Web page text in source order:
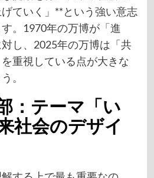
ていく」**という強い意志
。1970年の万博が「進
し、2025年の万博は「共
重視している点が大きな
。
：テーマ「い
社会のデザイ